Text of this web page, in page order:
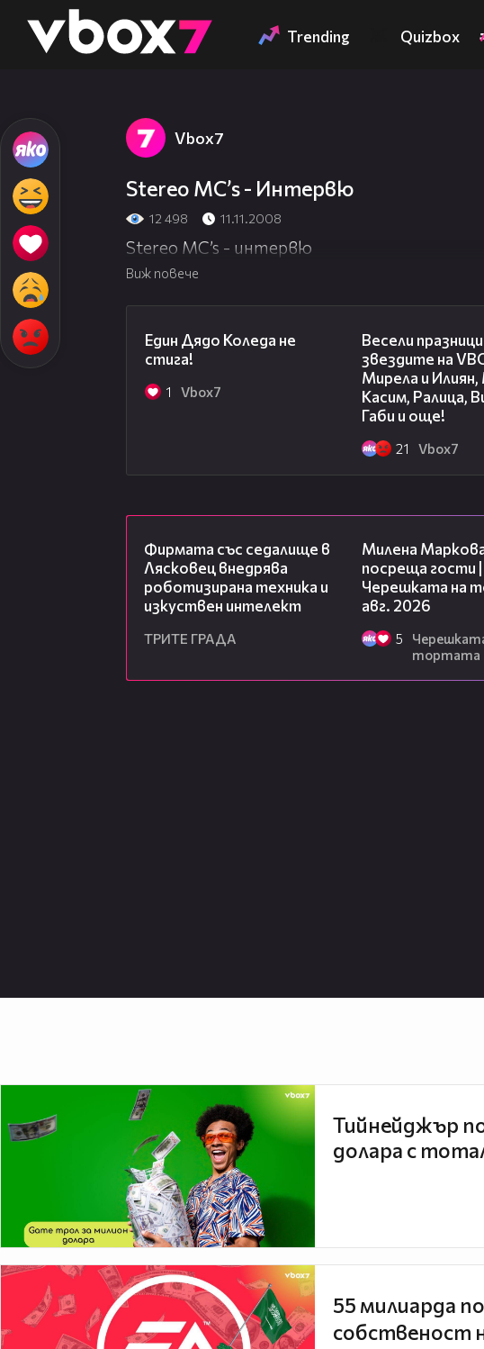
👾 Trending Quizbox
По този начин нещата
Vbоx7
Stereo MC’s - Интервю
12 498 11.11.2008
Stereo MC’s - интервю
Виж повече
Един Дядо Коледа не
стига!
1 Vbоx7
Весели
звездите на
Мирела и Илиян,
Касим, Ралица,
Габи и още!
21 Vbоx7
Фирмата със седалище в
Лясковец внедрява
роботизирана техника и
изкуствен интелект
ТРИТЕ ГРАДА
Милена
посреща гости |
Черешката на
авг. 2026
5
тортата
Тийнейджър
долара с
55 милиарда
собственост